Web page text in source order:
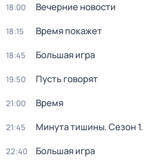
18:00 Вечерние новости
18:15 Время покажет
18:45 Большая игра
19:50 Пусть говорят
21:00 Время
21:45 Минута тишины. Сезон 1
22:40 Большая игра